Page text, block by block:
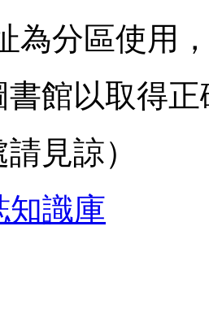
為分區使用
書館以取得
見諒）
知識庫